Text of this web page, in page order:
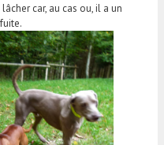
car, au cas ou, il a un